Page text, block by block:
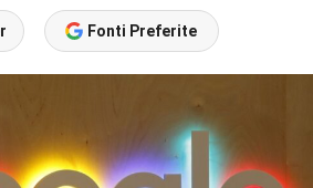
Fonti Preferite